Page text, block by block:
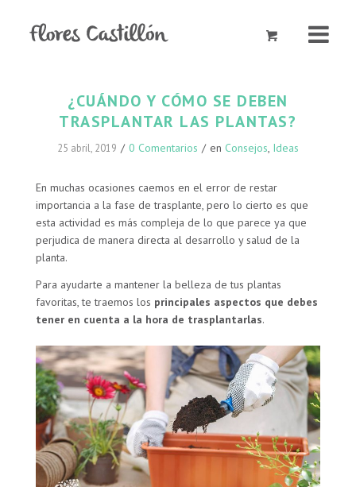
¿CUÁNDO Y CÓMO SE DEBEN
TRASPLANTAR LAS PLANTAS?
25 abril, 2019 / 0 Comentarios / en Consejos, Ideas
En muchas ocasiones caemos en el error de restar
importancia a la fase de trasplante, pero lo cierto es que
esta actividad es más compleja de lo que parece ya que
perjudica de manera directa al desarrollo y salud de la
planta.
Para ayudarte a mantener la belleza de tus plantas
favoritas, te traemos los principales aspectos que debes
tener en cuenta a la hora de trasplantarlas.